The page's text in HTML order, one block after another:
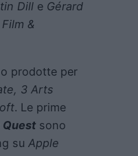
Dill e Gérard
&
prodotte per
3 Arts
. Le prime
sono
su Apple